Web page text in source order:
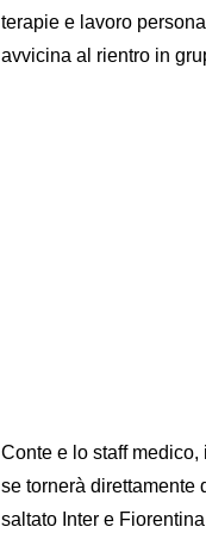
terapie e lavoro
avvicina al rientro in
Conte e lo staff
se tornerà direttamente
saltato Inter e